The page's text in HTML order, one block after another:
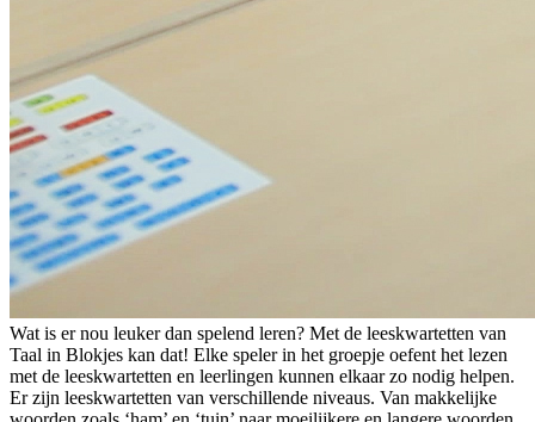
Wat is er nou leuker dan spelend leren? Met de leeskwartetten van
Taal in Blokjes kan dat! Elke speler in het groepje oefent het lezen
met de leeskwartetten en leerlingen kunnen elkaar zo nodig helpen.
Er zijn leeskwartetten van verschillende niveaus. Van makkelijke